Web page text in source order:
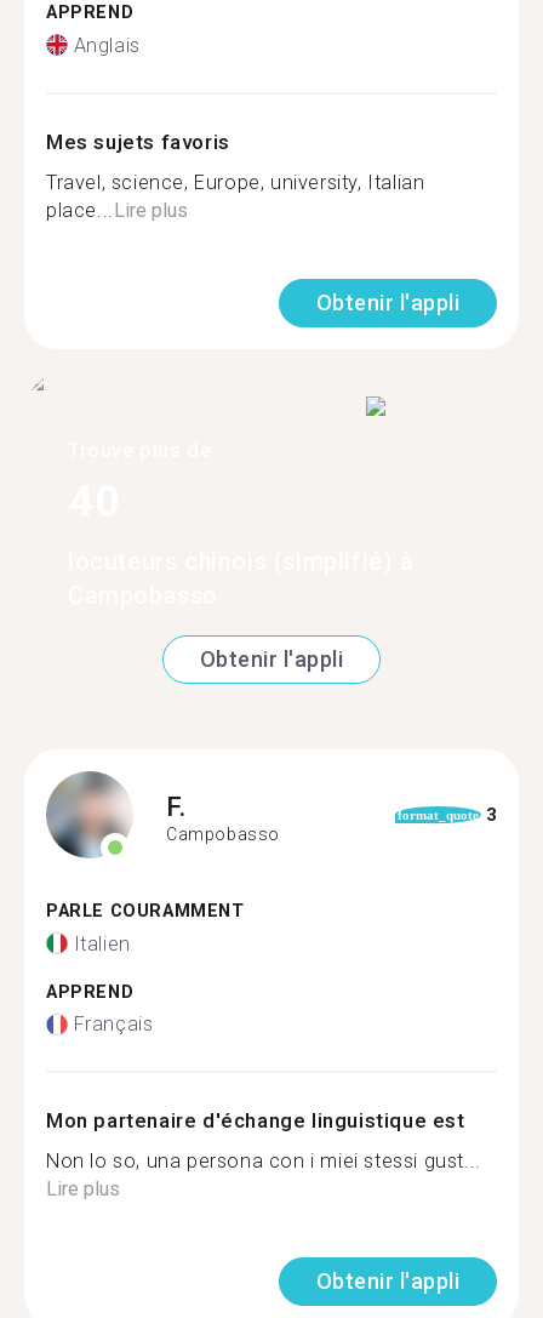
APPREND
Anglais
Mes sujets favoris
Travel, science, Europe, university, Italian
place... Lire plus
Obtenir l'appli
Obtenir l'appli
F.
Campobasso
format_quote 3
PARLE COURAMMENT
Italien
APPREND
Français
Mon partenaire d'échange linguistique est
Non lo so, una persona con i miei stessi gust...
Lire plus
Obtenir l'appli